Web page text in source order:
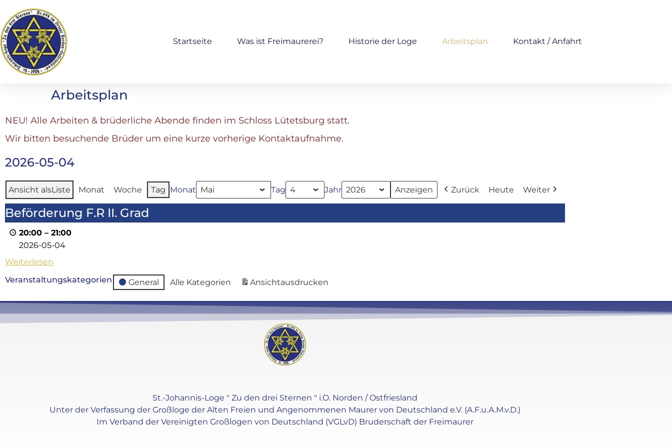
Startseite Was ist Freimaurerei? Historie der Loge Arbeitsplan Kontakt / Anfahrt
Arbeitsplan
NEU! Alle Arbeiten & brüderliche Abende finden im Schloss Lütetsburg statt.
Wir bitten besuchende Brüder um eine kurze vorherige Kontaktaufnahme.
2026-05-04
Ansicht alsListe Monat Woche Tag Monat Tag Jahr Zurück Heute Weiter
Beförderung F.R II. Grad
20:00 – 21:00
2026-05-04
Weiterlesen
Veranstaltungskategorien
General Alle Kategorien Ansichtausdrucken
St.-Johannis-Loge " Zu den drei Sternen " i.O. Norden / Ostfriesland
Unter der Verfassung der Großloge der Alten Freien und Angenommenen Maurer von Deutschland e.V. (A.F.u.A.M.v.D.)
Im Verband der Vereinigten Großlogen von Deutschland (VGLvD) Bruderschaft der Freimaurer